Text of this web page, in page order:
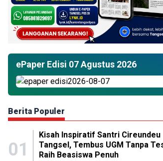
ePaper Edisi 07 Agustus 2026
Berita Populer
01
Kisah Inspiratif Santri Cireundeu
Tangsel, Tembus UGM Tanpa
Raih Beasiswa Penuh